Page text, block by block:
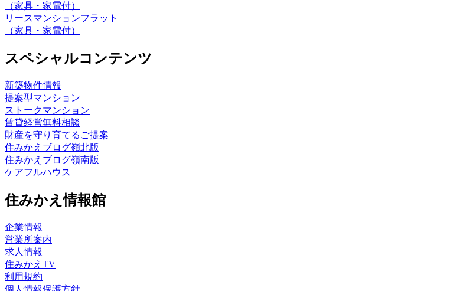
（家具・家電付）
リースマンションフラット
（家具・家電付）
スペシャルコンテンツ
新築物件情報
提案型マンション
ストークマンション
賃貸経営無料相談
財産を守り育てるご提案
住みかえブログ嶺北版
住みかえブログ嶺南版
ケアフルハウス
住みかえ情報館
企業情報
営業所案内
求人情報
住みかえTV
利用規約
個人情報保護方針